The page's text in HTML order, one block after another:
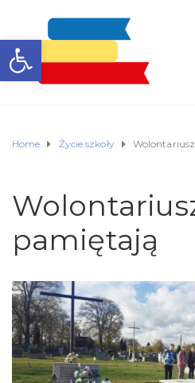
Otwórz pasek narzędzi
Home Życie szkoły
pamiętają